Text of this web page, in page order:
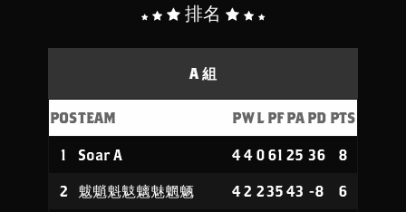
排名
A 組
POSTEAM PWL PF PA PD PTS
1 Soar A 44 0 61 25 36 8
2 魃魈魁鬾魑魅魍魉 42 235 43 -8 6